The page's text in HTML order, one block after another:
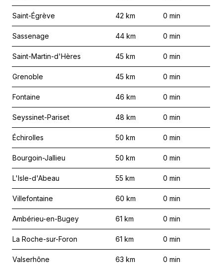
Saint-Égrève 42 km 0 min
Sassenage 44 km 0 min
Saint-Martin-d'Hères 45 km 0 min
Grenoble 45 km 0 min
Fontaine 46 km 0 min
Seyssinet-Pariset 48 km 0 min
Échirolles 50 km 0 min
Bourgoin-Jallieu 50 km 0 min
L'Isle-d'Abeau 55 km 0 min
Villefontaine 60 km 0 min
Ambérieu-en-Bugey 61 km 0 min
La Roche-sur-Foron 61 km 0 min
Valserhône 63 km 0 min